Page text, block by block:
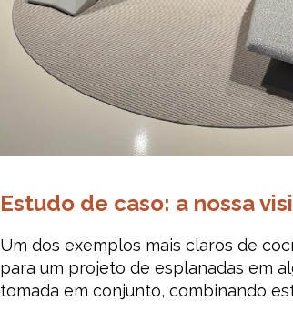
Estudo de caso: a nossa
Um dos exemplos mais claros de
para um projeto de esplanadas em
tomada em conjunto, combinando